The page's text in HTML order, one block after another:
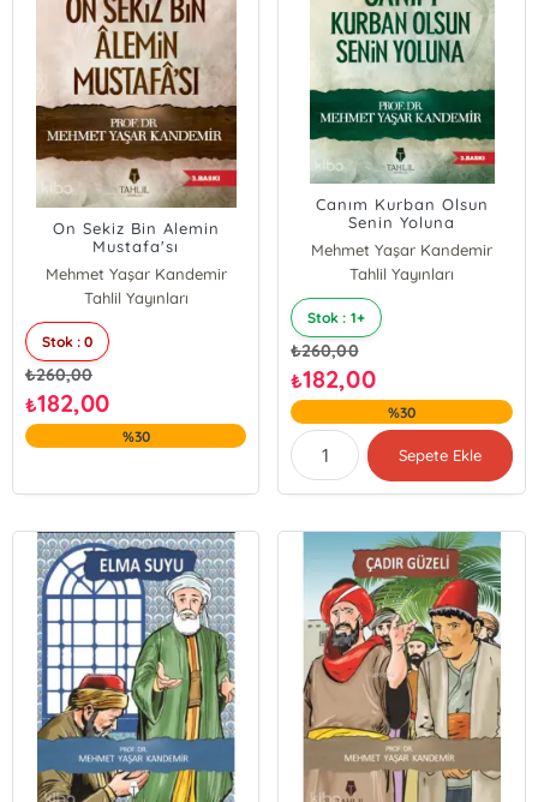
On Sekiz Bin Alemin
Mustafa'sı
Mehmet Yaşar Kandemir
Tahlil Yayınları
Stok : 0
₺260,00
₺182,00
%30
Canım Kurban Olsun
Senin Yoluna
Mehmet Yaşar Kandemir
Tahlil Yayınları
Stok : 1+
₺260,00
₺182,00
%30
Sepete Ekle